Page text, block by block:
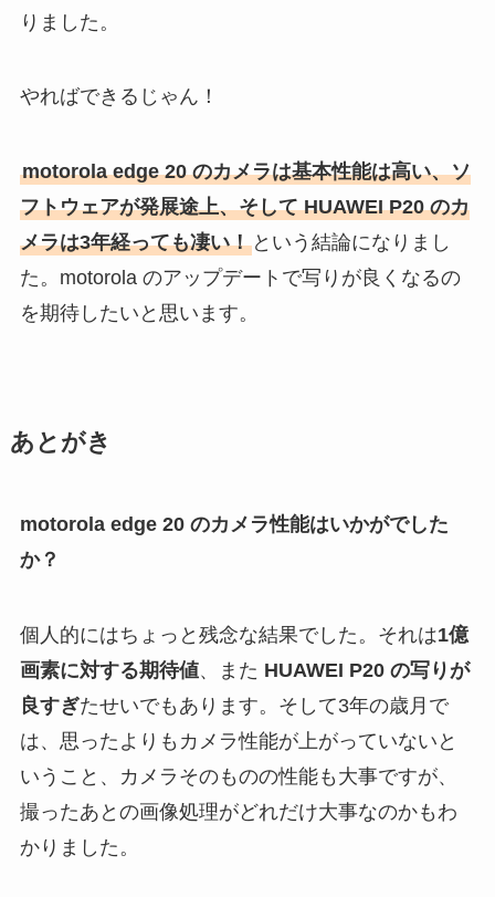
りました。
やればできるじゃん！
motorola edge 20 のカメラは基本性能は高い、ソ
フトウェアが発展途上、そして HUAWEI P20 のカ
メラは3年経っても凄い！という結論になりまし
た。motorola のアップデートで写りが良くなるの
を期待したいと思います。
あとがき
motorola edge 20 のカメラ性能はいかがでした
か？
個人的にはちょっと残念な結果でした。それは1億
画素に対する期待値、また HUAWEI P20 の写りが
良すぎたせいでもあります。そして3年の歳月で
は、思ったよりもカメラ性能が上がっていないと
いうこと、カメラそのものの性能も大事ですが、
撮ったあとの画像処理がどれだけ大事なのかもわ
かりました。